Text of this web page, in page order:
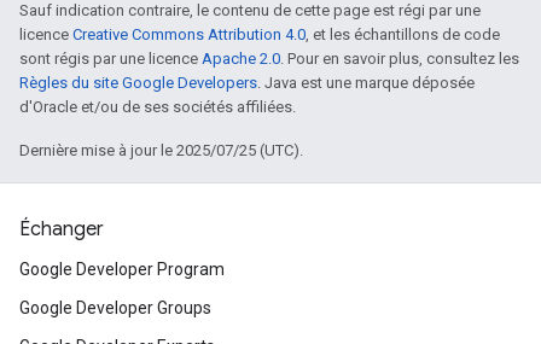
Sauf indication contraire, le contenu de cette page est régi par une
licence Creative Commons Attribution 4.0, et les échantillons de code
sont régis par une licence Apache 2.0. Pour en savoir plus, consultez les
Règles du site Google Developers. Java est une marque déposée
d'Oracle et/ou de ses sociétés affiliées.
Dernière mise à jour le 2025/07/25 (UTC).
Échanger
Google Developer Program
Google Developer Groups